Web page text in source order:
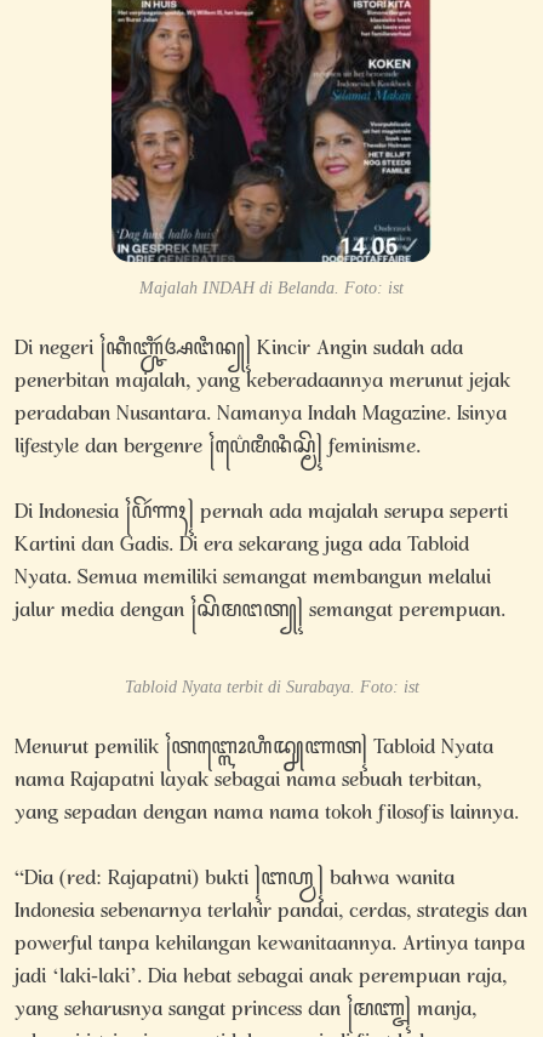
Majalah INDAH di Belanda. Foto: ist
Di negeri ꧌ꦏꦶꦚ꧀ꦕꦶꦂꦄꦔꦶꦤ꧀꧍ Kincir Angin sudah ada
penerbitan majalah, yang keberadaannya merunut jejak
peradaban Nusantara. Namanya Indah Magazine. Isinya
lifestyle dan bergenre ꧌ꦥ꦳ꦺꦩꦶꦤꦶꦱ꧀ꦩꦼ꧍ feminisme.
Di Indonesia ꧌ꦥꦼꦂꦟꦃ꧍ pernah ada majalah serupa seperti
Kartini dan Gadis. Di era sekarang juga ada Tabloid
Nyata. Semua memiliki semangat membangun melalui
jalur media dengan ꧌ꦱꦼꦩꦔꦠ꧀꧍ semangat perempuan.
Tabloid Nyata terbit di Surabaya. Foto: ist
Menurut pemilik ꧌ꦠꦧ꧀ꦭꦺꦴꦲꦶꦢ꧀ꦚꦚꦠ꧍ Tabloid Nyata
nama Rajapatni layak sebagai nama sebuah terbitan,
yang sepadan dengan nama nama tokoh filosofis lainnya.
“Dia (red: Rajapatni) bukti ꧍ꦧꦲ꧀ꦮ꧍ bahwa wanita
Indonesia sebenarnya terlahir pandai, cerdas, strategis dan
powerful tanpa kehilangan kewanitaannya. Artinya tanpa
jadi ‘laki-laki’. Dia hebat sebagai anak perempuan raja,
yang seharusnya sangat princess dan ꧌ꦩꦚ꧀ꦗ꧍ manja,